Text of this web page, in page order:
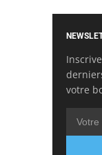
votre